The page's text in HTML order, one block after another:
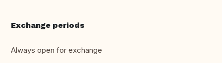
Exchange periods
Always open for exchange